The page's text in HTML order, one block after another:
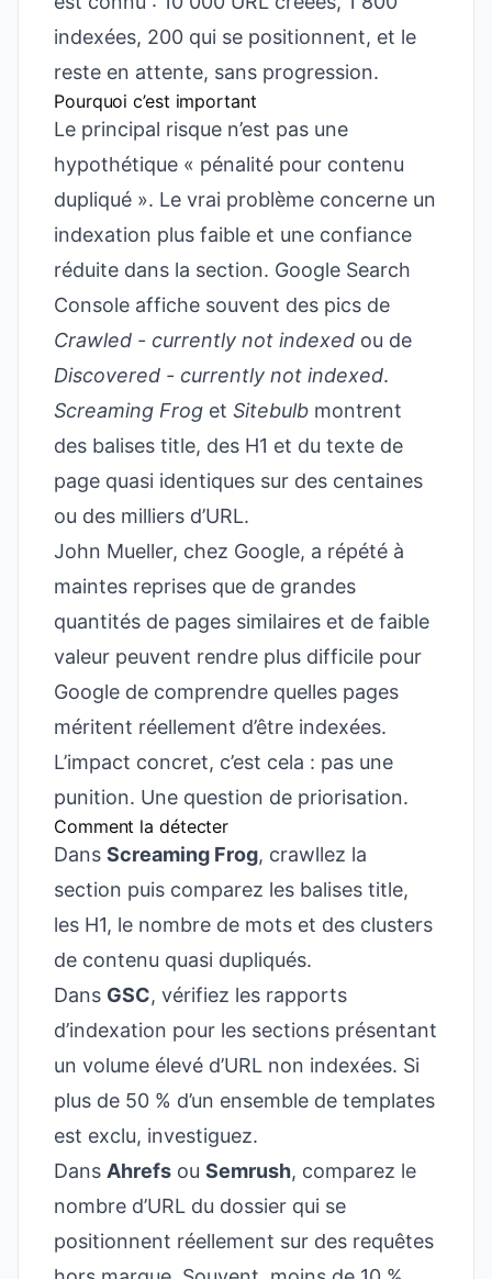
indexées, 200 qui se positionnent, et le
reste en attente, sans progression.
Pourquoi c’est important
Le principal risque n’est pas une
hypothétique « pénalité pour contenu
dupliqué ». Le vrai problème concerne un
indexation plus faible et une confiance
réduite dans la section. Google Search
Console affiche souvent des pics de
Crawled - currently not indexed ou de
Discovered - currently not indexed.
Screaming Frog et Sitebulb montrent
des balises title, des H1 et du texte de
page quasi identiques sur des centaines
ou des milliers d’URL.
John Mueller, chez Google, a répété à
maintes reprises que de grandes
quantités de pages similaires et de faible
valeur peuvent rendre plus difficile pour
Google de comprendre quelles pages
méritent réellement d’être indexées.
L’impact concret, c’est cela : pas une
punition. Une question de priorisation.
Comment la détecter
Dans Screaming Frog, crawllez la
section puis comparez les balises title,
les H1, le nombre de mots et des clusters
de contenu quasi dupliqués.
Dans GSC, vérifiez les rapports
d’indexation pour les sections présentant
un volume élevé d’URL non indexées. Si
plus de 50 % d’un ensemble de templates
est exclu, investiguez.
Dans Ahrefs ou Semrush, comparez le
nombre d’URL du dossier qui se
positionnent réellement sur des requêtes